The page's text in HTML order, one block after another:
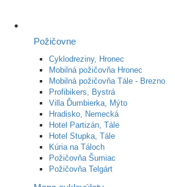
Požičovne
Cyklodreziny, Hronec
Mobilná požičovňa Hronec
Mobilná požičovňa Tále - Brezno
Profibikers, Bystrá
Villa Ďumbierka, Mýto
Hradisko, Nemecká
Hotel Partizán, Tále
Hotel Stupka, Tále
Kúria na Táloch
Požičovňa Šumiac
Požičovňa Telgárt